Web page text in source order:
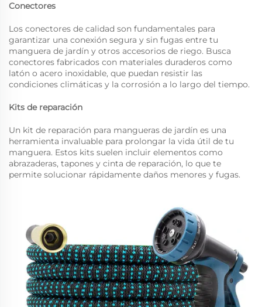
Conectores
Los conectores de calidad son fundamentales para
garantizar una conexión segura y sin fugas entre tu
manguera de jardín y otros accesorios de riego. Busca
conectores fabricados con materiales duraderos como
latón o acero inoxidable, que puedan resistir las
condiciones climáticas y la corrosión a lo largo del tiempo.
Kits de reparación
Un kit de reparación para mangueras de jardín es una
herramienta invaluable para prolongar la vida útil de tu
manguera. Estos kits suelen incluir elementos como
abrazaderas, tapones y cinta de reparación, lo que te
permite solucionar rápidamente daños menores y fugas.